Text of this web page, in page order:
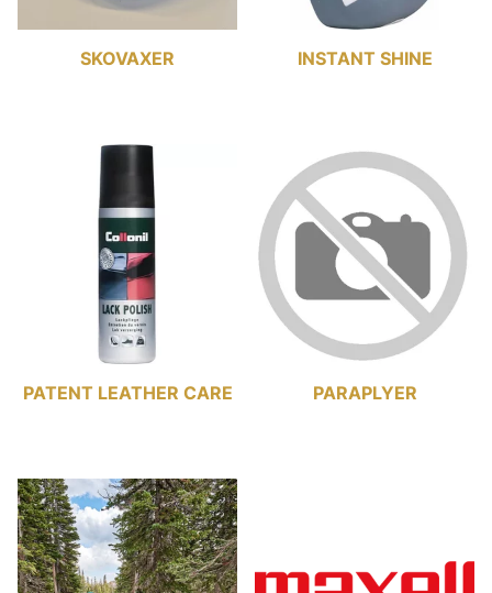
SKOVAXER INSTANT SHINE
PATENT LEATHER CARE PARAPLYER